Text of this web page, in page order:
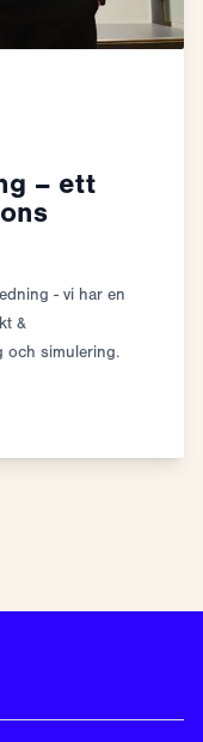
– ett
- vi har en
&
och simulering.